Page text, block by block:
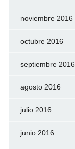
noviembre 2016
octubre 2016
septiembre 2016
agosto 2016
julio 2016
junio 2016